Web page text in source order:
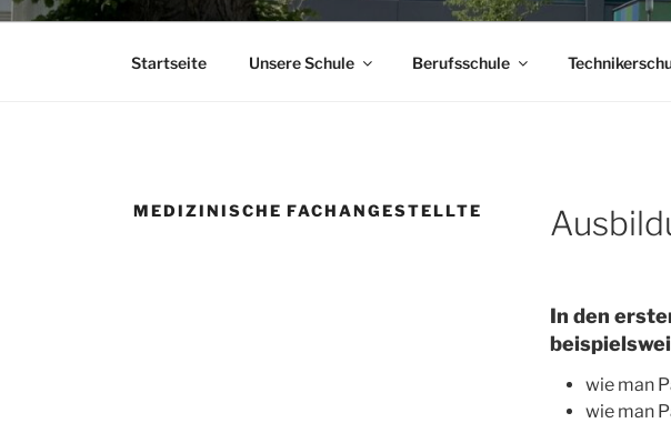
Startseite Unsere Schule Berufsschule
MEDIZINISCHE FACHANGESTELLTE
In den
wie man
wie man